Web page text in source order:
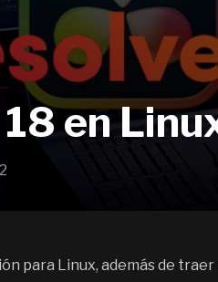
en
para Linux, además de